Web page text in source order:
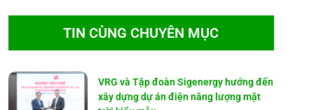
TIN CÙNG CHUYÊN MỤC
VRG và Tập đoàn Sigenergy hướng đến
xây dựng dự án điện năng lượng mặt